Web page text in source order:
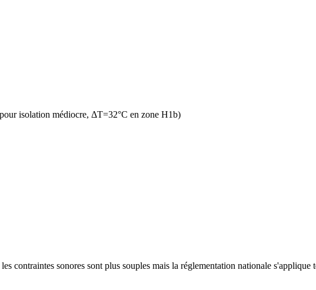
isolation médiocre, ΔT=32°C en zone H1b)
contraintes sonores sont plus souples mais la réglementation nationale